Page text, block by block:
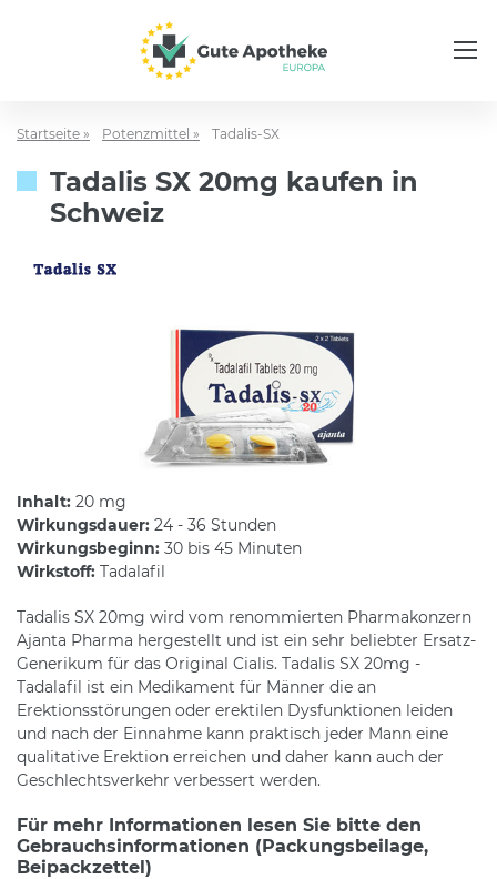
Startseite » Potenzmittel » Tadalis-SX
Tadalis SX 20mg kaufen in
Schweiz
Inhalt: 20 mg
Wirkungsdauer: 24 - 36 Stunden
Wirkungsbeginn: 30 bis 45 Minuten
Wirkstoff: Tadalafil
Tadalis SX 20mg wird vom renommierten Pharmakonzern
Ajanta Pharma hergestellt und ist ein sehr beliebter Ersatz-
Generikum für das Original Cialis. Tadalis SX 20mg -
Tadalafil ist ein Medikament für Männer die an
Erektionsstörungen oder erektilen Dysfunktionen leiden
und nach der Einnahme kann praktisch jeder Mann eine
qualitative Erektion erreichen und daher kann auch der
Geschlechtsverkehr verbessert werden.
Für mehr Informationen lesen Sie bitte den
Gebrauchsinformationen (Packungsbeilage,
Beipackzettel)